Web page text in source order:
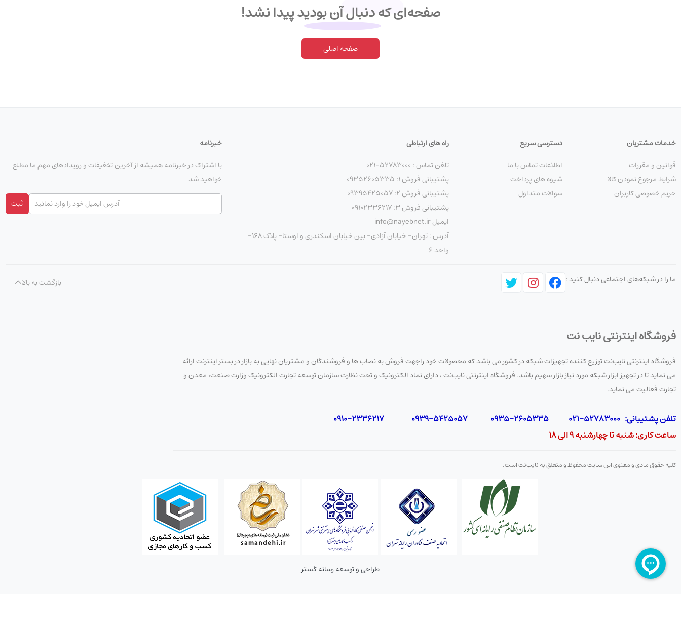
صفحه‌ای که دنبال آن بودید پیدا نشد!
صفحه اصلی
خدمات مشتریان
قوانین و مقررات
شرایط مرجوع نمودن کالا
حریم خصوصی کاربران
دسترسی سریع
اطلاعات تماس با ما
شیوه های پرداخت
سوالات متداول
راه های ارتباطی
تلفن تماس : 52783000-021
پشتیبانی فروش 1: 09352605335
پشتیبانی فروش 2: 09395425057
پشتیبانی فروش 3: 09102336217
ایمیل info@nayebnet.ir
آدرس : تهران- خیابان آزادی- بین خیابان اسکندری و اوستا- پلاک 168-
واحد 6
خبرنامه
با اشتراک در خبرنامه همیشه از آخرین تخفیفات و رویدادهای مهم ما مطلع
خواهید شد
ثبت
ما را در شبکه‌های اجتماعی دنبال کنید : بازگشت به بالا
فروشگاه اینترنتی نایب نت
فروشگاه اینترنتی نایب‌نت توزیع کننده تجهیزات شبکه در کشور می باشد که محصولات خود راجهت فروش به نصاب ها و فروشندگان و مشتریان نهایی به بازار در بستر اینترنت ارائه
می نماید تا در تجهیز ابزار شبکه مورد نیاز بازار سهیم باشد. فروشگاه اینترنتی نایب‌نت ، دارای نماد الکترونیک و تحت نظارت سازمان توسعه تجارت الکترونیک وزارت صنعت، معدن و
تجارت فعالیت می نماید.
تلفن پشتیبانی: 52783000-021 2605335-0935 5425057-0939 2336217-0910
ساعت کاری: شنبه تا چهارشنبه 9 الی 18
کلیه حقوق مادی و معنوی این سایت محفوظ و متعلق به نایب‌نت است.
طراحی و توسعه رسانه گستر